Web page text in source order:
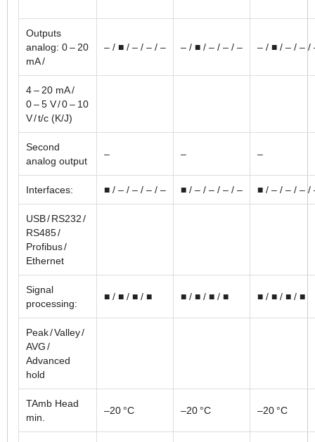
Outputs
analog: 0 – 20
mA /
– / ■ / – / – / – – / ■ / – / – / – – / ■ / – / – /
4 – 20 mA /
0 – 5 V / 0 – 10
V / t/c (K/J)
Second
analog output
– – –
Interfaces: ■ / – / – / – / – ■ / – / – / – / – ■ / – / – / – /
USB / RS232 /
RS485 /
Profibus /
Ethernet
Signal
processing:
■ / ■ / ■ / ■ ■ / ■ / ■ / ■ ■ / ■ / ■ / ■
Peak / Valley /
AVG /
Advanced
hold
TAmb Head
min.
–20 °C –20 °C –20 °C